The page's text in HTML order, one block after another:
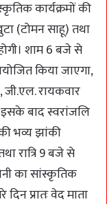
कार्यक्रमों की
(टोमन साहू) तथा
शाम 6 बजे से
किया जाएगा,
जी.एल. रायकवार
बाद स्वरांजलि
भव्य झांकी
रात्रि 9 बजे से
का सांस्कृतिक
प्रातः वेद माता